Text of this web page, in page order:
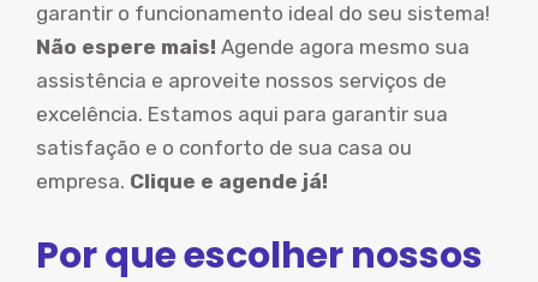
garantir o funcionamento ideal do seu sistema!
Não espere mais! Agende agora mesmo sua
assistência e aproveite nossos serviços de
excelência. Estamos aqui para garantir sua
satisfação e o conforto de sua casa ou
empresa. Clique e agende já!
Por que escolher nossos